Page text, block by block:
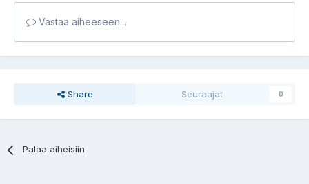
Vastaa aiheeseen...
Share Seuraajat 0
Palaa aiheisiin